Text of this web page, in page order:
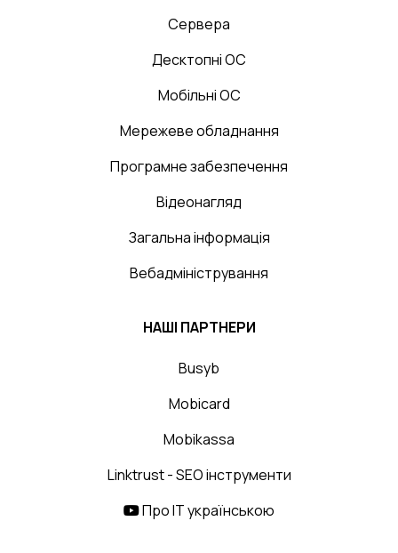
Сервера
Десктопні ОС
Мобільні ОС
Мережеве обладнання
Програмне забезпечення
Відеонагляд
Загальна інформація
Вебадміністрування
НАШІ ПАРТНЕРИ
Busyb
Mobicard
Mobikassa
Linktrust - SEO інструменти
Про IT українською